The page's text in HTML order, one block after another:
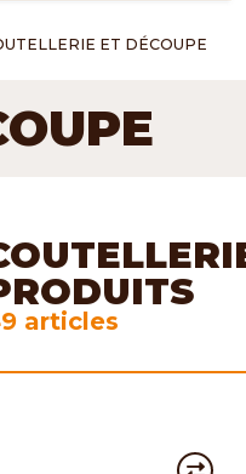
ET DÉCOUPE
articles